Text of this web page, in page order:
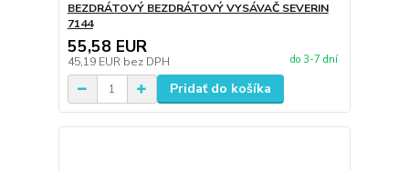
BEZDRÁTOVÝ BEZDRÁTOVÝ VYSÁVAČ SEVERIN
7144
55,58 EUR
45,19 EUR bez DPH do 3-7 dní
Pridať do košíka